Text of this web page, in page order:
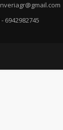
nveriagr@gmail.com
- 6942982745